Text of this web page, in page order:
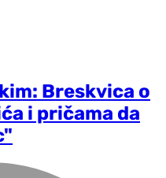
Breskvica o
i pričama da